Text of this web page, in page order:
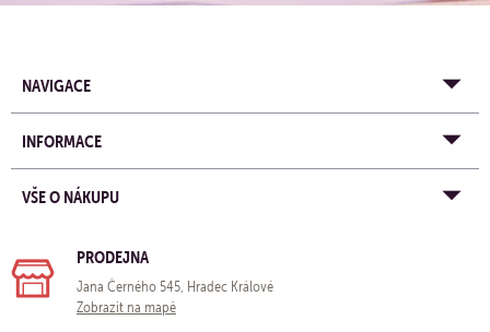
NAVIGACE
INFORMACE
VŠE O NÁKUPU
PRODEJNA
Jana Černého 545, Hradec Králové
Zobrazit na mapě